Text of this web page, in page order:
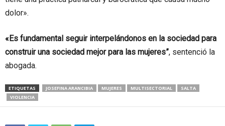
dolor».
«Es fundamental seguir interpelándonos en la sociedad para
construir una sociedad mejor para las mujeres”, sentenció la
abogada.
ETIQUETAS JOSEFINA ARANCIBIA MUJERES MULTISECTORIAL
SALTA
VIOLENCIA